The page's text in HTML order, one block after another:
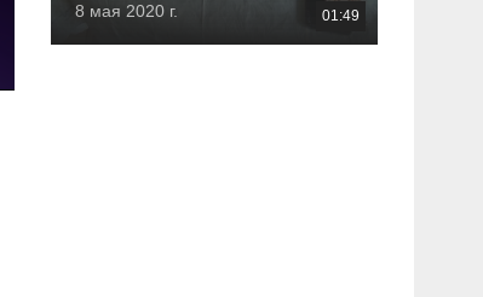
8 мая 2020 г. 01:49